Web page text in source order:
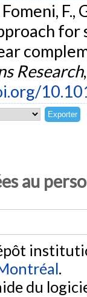
F.,
Research
au
.
du